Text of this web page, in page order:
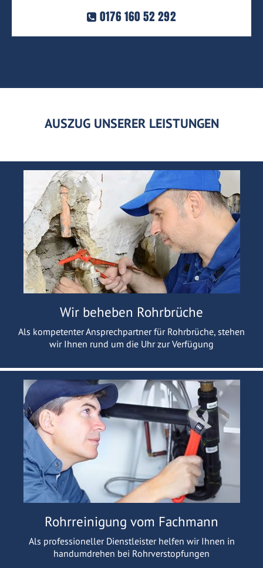
0176 160 52 292
AUSZUG UNSERER LEISTUNGEN
Wir beheben Rohrbrüche
Als kompetenter Ansprechpartner für Rohrbrüche, stehen
wir Ihnen rund um die Uhr zur Verfügung
Rohrreinigung vom Fachmann
Als professioneller Dienstleister helfen wir Ihnen in
handumdrehen bei Rohrverstopfungen